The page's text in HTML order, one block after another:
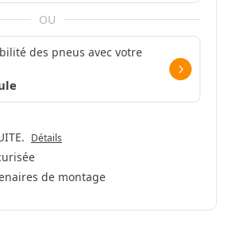
OU
des pneus avec votre
Détails
de montage